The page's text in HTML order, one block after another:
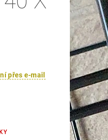
přes e-mail